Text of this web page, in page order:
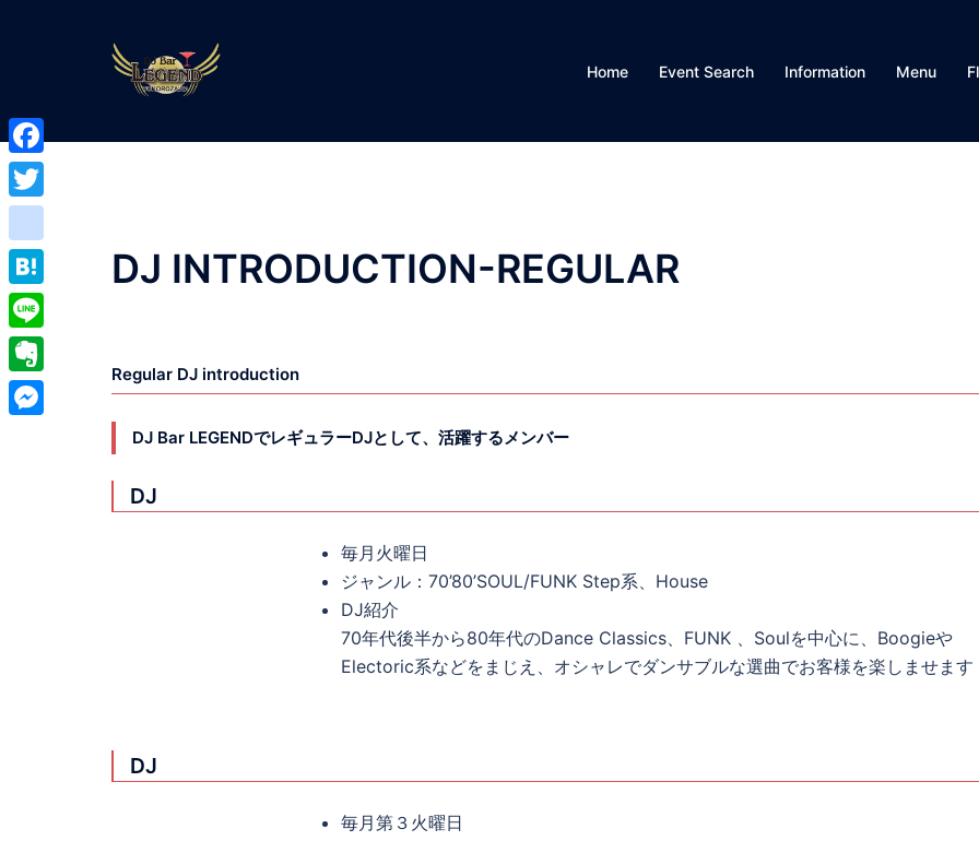
ツ
へ
ス
キ
ッ
Home Event Search Information Menu
DJ INTRODUCTION-REGULAR
Regular DJ introduction
DJ Bar LEGENDでレギュラーDJとして、活躍するメンバー
DJ
毎月火曜日
ジャンル：70’80’SOUL/FUNK Step系、House
DJ紹介
70年代後半から80年代のDance Classics、FUNK 、Soulを中心に、Boogieや
Electoric系などをまじえ、オシャレでダンサブルな選曲でお客様を楽しませます
DJ
毎月第３火曜日
Facebook
Twitter
google_bookmarks
Hatena
Line
Evernote